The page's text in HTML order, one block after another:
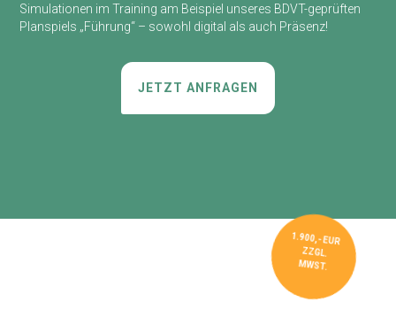
Simulationen im Training am Beispiel unseres BDVT-geprüften
Planspiels „Führung“ – sowohl digital als auch Präsenz!
JETZT ANFRAGEN
1.900,- EUR
ZZGL.
MWST.